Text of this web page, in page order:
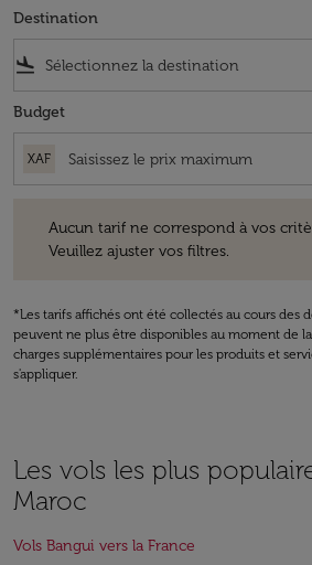
Destination
flight_land
Budget
XAF
Aucun tarif ne correspond à vos
Veuillez ajuster vos filtres.
*Les tarifs affichés ont été collectés au cours des
peuvent ne plus être disponibles au moment de
charges supplémentaires pour les produits et
s'appliquer.
Les vols les plus
Maroc
Vols Bangui vers la France